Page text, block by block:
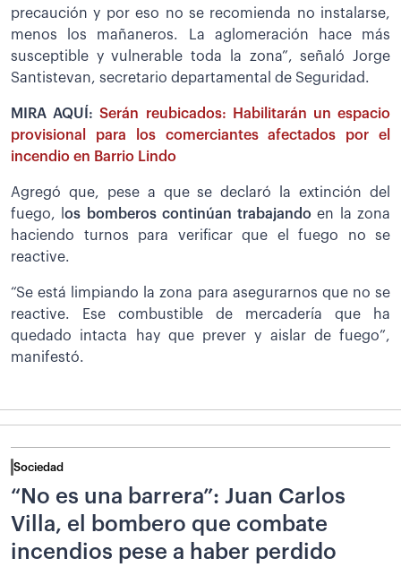
precaución y por eso no se recomienda no instalarse,
menos los mañaneros. La aglomeración hace más
susceptible y vulnerable toda la zona”, señaló Jorge
Santistevan, secretario departamental de Seguridad.
MIRA AQUÍ:Serán reubicados: Habilitarán un espacio
provisional para los comerciantes afectados por el
incendio en Barrio Lindo
Agregó que, pese a que se declaró la extinción del
fuego, los bomberos continúan trabajando en la zona
haciendo turnos para verificar que el fuego no se
reactive.
“Se está limpiando la zona para asegurarnos que no se
reactive. Ese combustible de mercadería que ha
quedado intacta hay que prever y aislar de fuego”,
manifestó.
Sociedad
“No es una barrera”: Juan Carlos
Villa, el bombero que combate
incendios pese a haber perdido